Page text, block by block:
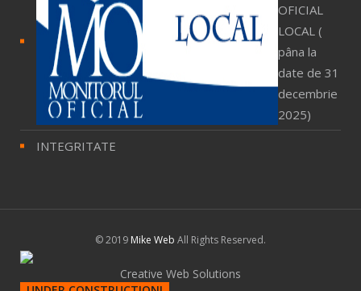
OFICIAL
LOCAL (
pâna la
date de 31
decembrie
2025)
INTEGRITATE
© 2019 Mike Web All Rights Reserved.
Creative Web Solutions